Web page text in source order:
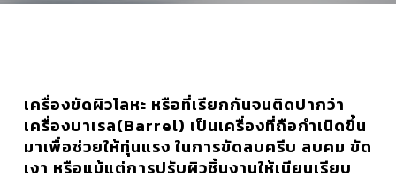
เครื่องขัดผิวโลหะ หรือที่เรียกกันจนติดปากว่า
เครื่องบาเรล(Barrel) เป็นเครื่องที่ถือกำเนิดขึ้น
มาเพื่อช่วยให้ทุ่นแรง ในการขัดลบครีบ ลบคม ขัด
เงา หรือแม้แต่การปรับผิวชิ้นงานให้เนียนเรียบ